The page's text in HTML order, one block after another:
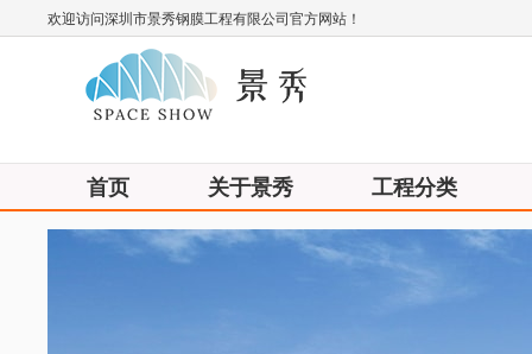
欢迎访问深圳市景秀钢膜工程有限公司官方网站！
首页 关于景秀 工程分类